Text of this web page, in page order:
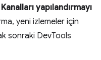
Kanalları yapılandırmayı
yeni izlemeler için
sonraki DevTools